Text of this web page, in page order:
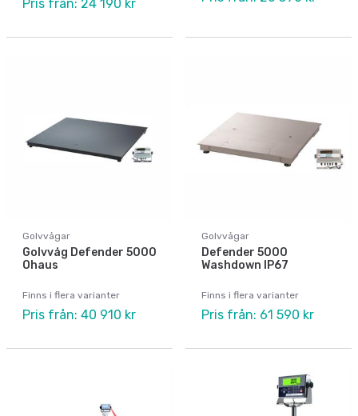
Pris från: 24 190 kr
Golvvågar
Golvvåg Defender 5000
Ohaus
Finns i flera varianter
Pris från: 40 910 kr
Golvvågar
Defender 5000
Washdown IP67
Finns i flera varianter
Pris från: 61 590 kr